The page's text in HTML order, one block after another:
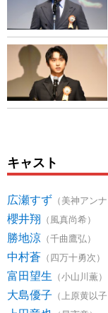
キャスト
広瀬すず （美神アンナ
櫻井翔 （風真尚希）
勝地涼 （千曲鷹弘）
中村蒼 （四万十勇次）
富田望生 （小山川薫）
大島優子 （上原黄以子